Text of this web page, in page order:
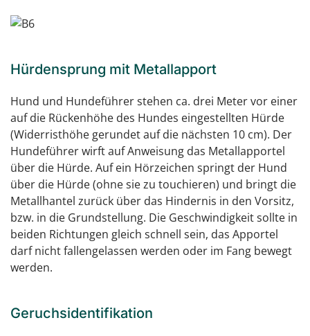
Hürdensprung mit Metallapport
Hund und Hundeführer stehen ca. drei Meter vor einer
auf die Rückenhöhe des Hundes eingestellten Hürde
(Widerristhöhe gerundet auf die nächsten 10 cm). Der
Hundeführer wirft auf Anweisung das Metallapportel
über die Hürde. Auf ein Hörzeichen springt der Hund
über die Hürde (ohne sie zu touchieren) und bringt die
Metallhantel zurück über das Hindernis in den Vorsitz,
bzw. in die Grundstellung. Die Geschwindigkeit sollte in
beiden Richtungen gleich schnell sein, das Apportel
darf nicht fallengelassen werden oder im Fang bewegt
werden.
Geruchsidentifikation